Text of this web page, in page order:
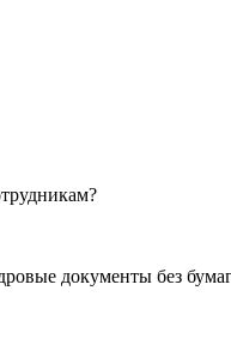
документы без